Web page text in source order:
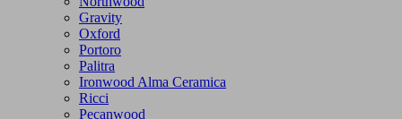
Gravity
Oxford
Portoro
Palitra
Ironwood Alma Ceramica
Ricci
Pecanwood